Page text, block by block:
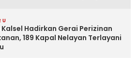
Hadirkan Gerai Perizinan
189 Kapal Nelayan Terlayani